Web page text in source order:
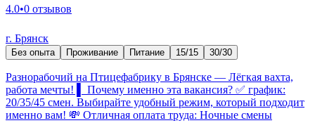
4.0•0 отзывов
г. Брянск
Без опыта Проживание Питание 15/15 30/30
Разнорабочий на Птицефабрику в Брянске — Лёгкая вахта,
работа мечты! ▌ Почему именно эта вакансия? ✅ график:
20/35/45 смен. Выбирайте удобный режим, который подходит
именно вам! 💸 Отличная оплата труда: Ночные смены